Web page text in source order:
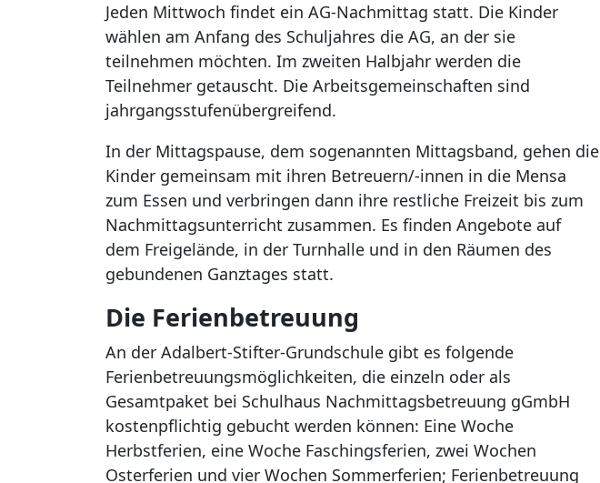
Jeden Mittwoch findet ein AG-Nachmittag statt. Die Kinder
wählen am Anfang des Schuljahres die AG, an der sie
teilnehmen möchten. Im zweiten Halbjahr werden die
Teilnehmer getauscht. Die Arbeitsgemeinschaften sind
jahrgangsstufenübergreifend.
In der Mittagspause, dem sogenannten Mittagsband, gehen die
Kinder gemeinsam mit ihren Betreuern/-innen in die Mensa
zum Essen und verbringen dann ihre restliche Freizeit bis zum
Nachmittagsunterricht zusammen. Es finden Angebote auf
dem Freigelände, in der Turnhalle und in den Räumen des
gebundenen Ganztages statt.
Die Ferienbetreuung
An der Adalbert-Stifter-Grundschule gibt es folgende
Ferienbetreuungsmöglichkeiten, die einzeln oder als
Gesamtpaket bei Schulhaus Nachmittagsbetreuung gGmbH
kostenpflichtig gebucht werden können: Eine Woche
Herbstferien, eine Woche Faschingsferien, zwei Wochen
Osterferien und vier Wochen Sommerferien; Ferienbetreuung